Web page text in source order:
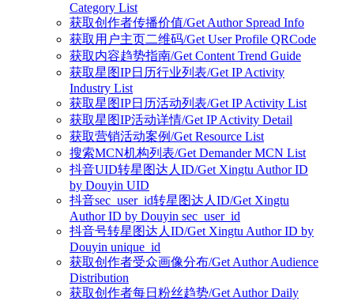
Category List
获取创作者传播价值/Get Author Spread Info
获取用户主页二维码/Get User Profile QRCode
获取内容趋势指南/Get Content Trend Guide
获取星图IP日历行业列表/Get IP Activity
Industry List
获取星图IP日历活动列表/Get IP Activity List
获取星图IP活动详情/Get IP Activity Detail
获取营销活动案例/Get Resource List
搜索MCN机构列表/Get Demander MCN List
抖音UID转星图达人ID/Get Xingtu Author ID
by Douyin UID
抖音sec_user_id转星图达人ID/Get Xingtu
Author ID by Douyin sec_user_id
抖音号转星图达人ID/Get Xingtu Author ID by
Douyin unique_id
获取创作者受众画像分布/Get Author Audience
Distribution
获取创作者每日粉丝趋势/Get Author Daily